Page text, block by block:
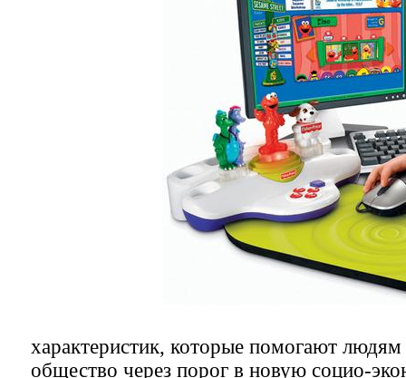
характеристик, которые помогают
общество через порог в новую социо-